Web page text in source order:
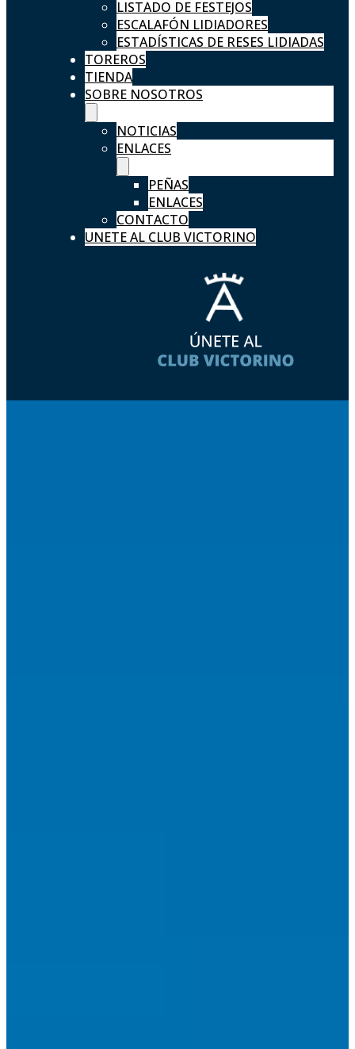
LISTADO DE FESTEJOS
ESCALAFÓN LIDIADORES
ESTADÍSTICAS DE RESES LIDIADAS
TOREROS
TIENDA
SOBRE NOSOTROS
NOTICIAS
ENLACES
PEÑAS
ENLACES
CONTACTO
UNETE AL CLUB VICTORINO